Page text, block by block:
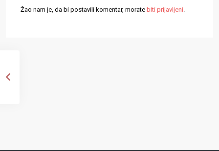
Žao nam je, da bi postavili komentar, morate biti prijavljeni.